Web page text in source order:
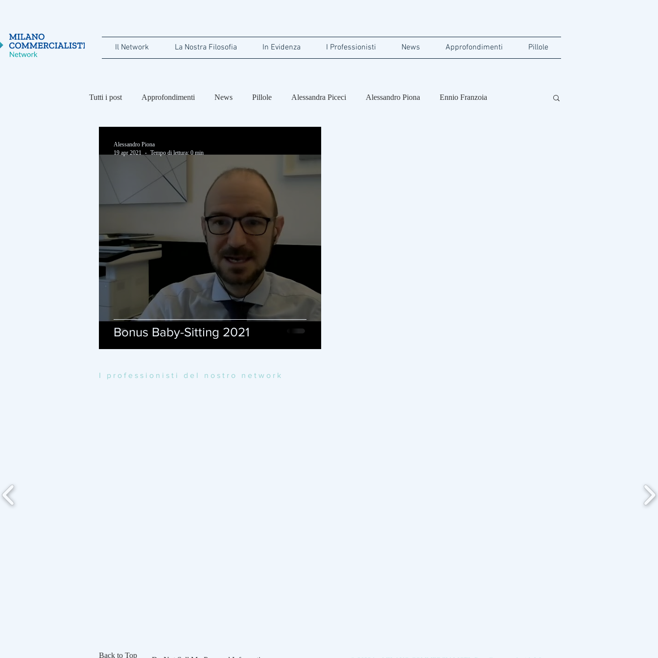
Il Network La Nostra Filosofia In Evidenza I Professionisti News Approfondimenti Pillole
Tutti i post Approfondimenti News Pillole Alessandra Piceci Alessandro Piona Ennio Franzoia
Bonus Baby-Sitting 2021
Alessandro Piona
19 apr 2021
Tempo di lettura: 0 min
I professionisti del nostro network
Back to Top